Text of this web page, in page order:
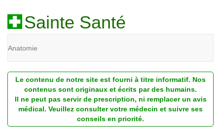
Sainte Santé
Anatomie
Diagnostic
Dossiers
Homéopathie
Le contenu de notre site est fourni à titre informatif. Nos
contenus sont originaux et écrits par des humains.
Il ne peut pas servir de prescription, ni remplacer un avis
médical. Veuillez consulter votre médecin et suivre ses
conseils en priorité.